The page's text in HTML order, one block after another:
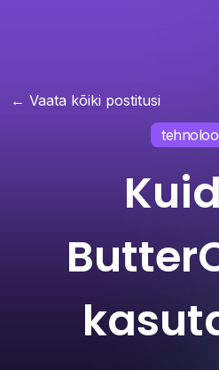
← Vaata kõiki postitusi